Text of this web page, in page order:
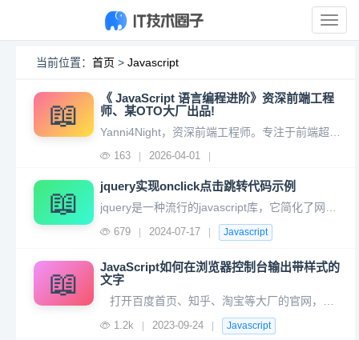
展
开
当前位置： 首页 > Javascript
📖
《 JavaScript 语言编程进阶》资深前端工程
师、某OTO大厂出品!
163 2026-04-01
📖 jquery实现onclick点击跳转代码示例
679 2024-07-17 Javascript
📖
JavaScript如何在浏览器控制台输出带样式的
文字
1.2k 2023-09-24 Javascript